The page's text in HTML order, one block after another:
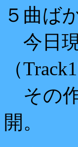
５曲ば
今日
（
その
開。